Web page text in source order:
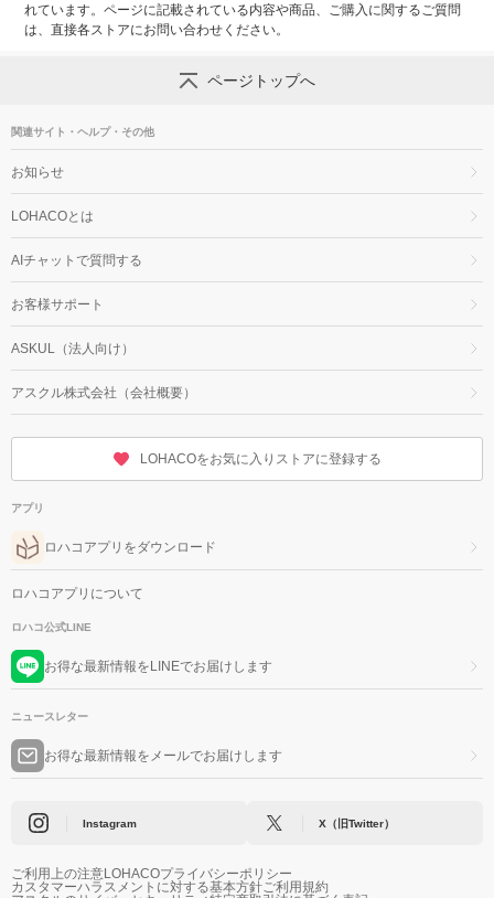
れています。ページに記載されている内容や商品、ご購入に関するご質問
は、直接各ストアにお問い合わせください。
ページトップへ
関連サイト・ヘルプ・その他
お知らせ
LOHACOとは
AIチャットで質問する
お客様サポート
ASKUL（法人向け）
アスクル株式会社（会社概要）
LOHACOをお気に入りストアに登録する
アプリ
ロハコアプリをダウンロード
ロハコアプリについて
ロハコ公式LINE
お得な最新情報をLINEでお届けします
ニュースレター
お得な最新情報をメールでお届けします
Instagram X（旧Twitter）
ご利用上の注意LOHACOプライバシーポリシー
カスタマーハラスメントに対する基本方針ご利用規約